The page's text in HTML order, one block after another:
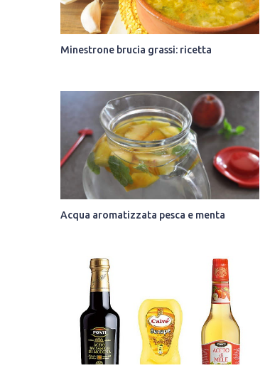
Minestrone brucia grassi: ricetta
Acqua aromatizzata pesca e menta